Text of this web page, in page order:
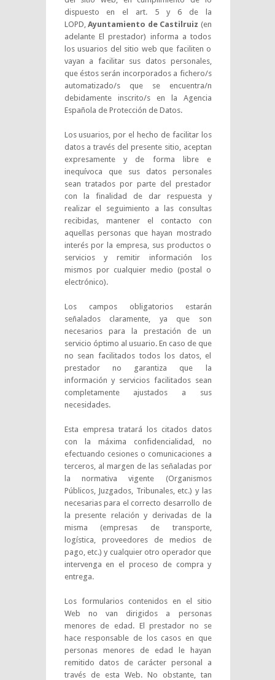
dispuesto en el art. 5 y 6 de la
LOPD, Ayuntamiento de Castilruiz (en
adelante El prestador) informa a todos
los usuarios del sitio web que faciliten o
vayan a facilitar sus datos personales,
que éstos serán incorporados a fichero/s
automatizado/s que se encuentra/n
debidamente inscrito/s en la Agencia
Española de Protección de Datos.
Los usuarios, por el hecho de facilitar los
datos a través del presente sitio, aceptan
expresamente y de forma libre e
inequívoca que sus datos personales
sean tratados por parte del prestador
con la finalidad de dar respuesta y
realizar el seguimiento a las consultas
recibidas, mantener el contacto con
aquellas personas que hayan mostrado
interés por la empresa, sus productos o
servicios y remitir información los
mismos por cualquier medio (postal o
electrónico).
Los campos obligatorios estarán
señalados claramente, ya que son
necesarios para la prestación de un
servicio óptimo al usuario. En caso de que
no sean facilitados todos los datos, el
prestador no garantiza que la
información y servicios facilitados sean
completamente ajustados a sus
necesidades.
Esta empresa tratará los citados datos
con la máxima confidencialidad, no
efectuando cesiones o comunicaciones a
terceros, al margen de las señaladas por
la normativa vigente (Organismos
Públicos, Juzgados, Tribunales, etc.) y las
necesarias para el correcto desarrollo de
la presente relación y derivadas de la
misma (empresas de transporte,
logística, proveedores de medios de
pago, etc.) y cualquier otro operador que
intervenga en el proceso de compra y
entrega.
Los formularios contenidos en el sitio
Web no van dirigidos a personas
menores de edad. El prestador no se
hace responsable de los casos en que
personas menores de edad le hayan
remitido datos de carácter personal a
través de esta Web. No obstante, tan